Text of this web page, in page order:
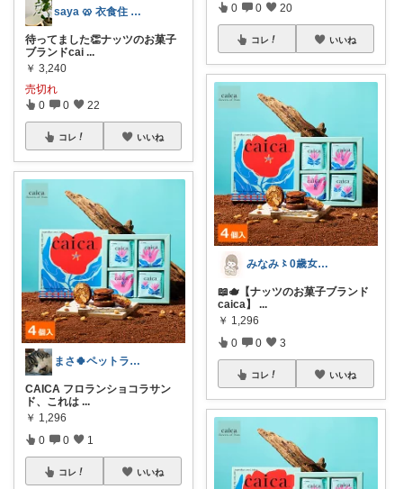
saya 🥨 衣食住 心地よい暮らし
待ってました👏ナッツのお菓子
ブランドcai ...
￥ 3,240
売切れ
0 0 22
コレ いいね
まさ🍀ペットライフ🐾
CAICA フロランショコラサン
ド、これは ...
￥ 1,296
0 0 1
コレ いいね
0 0 20
コレ いいね
みなみ〻0歳女の子ママ👶🏻🎀
📖🫖【ナッツのお菓子ブランド
caica】 ...
￥ 1,296
0 0 3
コレ いいね